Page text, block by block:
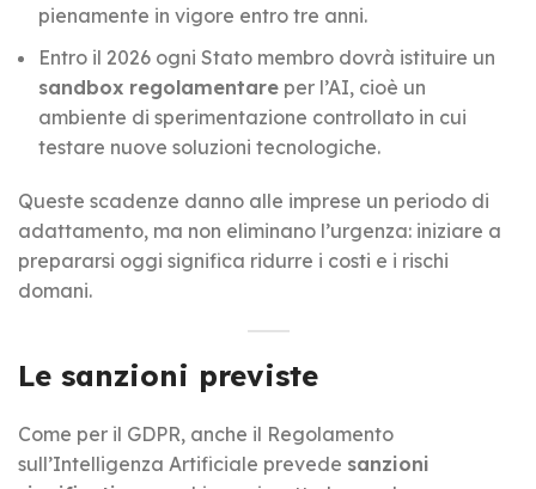
pienamente in vigore entro tre anni.
Entro il 2026 ogni Stato membro dovrà istituire un
sandbox regolamentare per l’AI, cioè un
ambiente di sperimentazione controllato in cui
testare nuove soluzioni tecnologiche.
Queste scadenze danno alle imprese un periodo di
adattamento, ma non eliminano l’urgenza: iniziare a
prepararsi oggi significa ridurre i costi e i rischi
domani.
Le sanzioni previste
Come per il GDPR, anche il Regolamento
sull’Intelligenza Artificiale prevede sanzioni